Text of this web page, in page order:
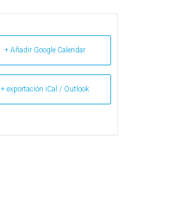
+ Añadir Google Calendar
+ exportación iCal / Outlook